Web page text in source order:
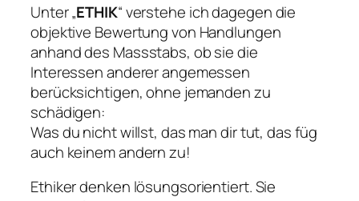
Unter „ETHIK“ verstehe ich dagegen die
objektive Bewertung von Handlungen
anhand des Massstabs, ob sie die
Interessen anderer angemessen
berücksichtigen, ohne jemanden zu
schädigen:
Was du nicht willst, das man dir tut, das füg
auch keinem andern zu!
Ethiker denken lösungsorientiert. Sie